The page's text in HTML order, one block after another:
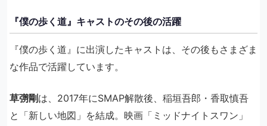
『僕の歩く道』キャストのその後の活躍
『僕の歩く道』に出演したキャストは、その後もさまざま
な作品で活躍しています。
草彅剛は、2017年にSMAP解散後、稲垣吾郎・香取慎吾
と「新しい地図」を結成。映画「ミッドナイトスワン」